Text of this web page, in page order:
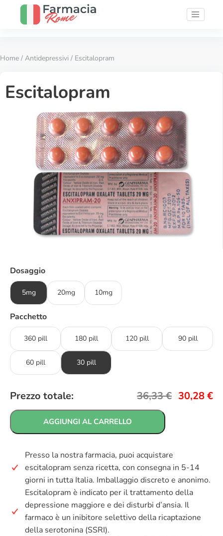
Home / Antidepressivi / Escitalopram
Escitalopram
Dosaggio
5mg 20mg 10mg
Pacchetto
360 pill 180 pill 120 pill 90 pill
60 pill 30 pill
Prezzo totale: 36,33€ 30,28€
AGGIUNGI AL CARRELLO
Presso la nostra farmacia, puoi acquistare
escitalopram senza ricetta, con consegna in 5-14
giorni in tutta Italia. Imballaggio discreto e anonimo.
Escitalopram è indicato per il trattamento della
depressione maggiore e dei disturbi d’ansia. Il
farmaco è un inibitore selettivo della ricaptazione
della serotonina (SSRI).